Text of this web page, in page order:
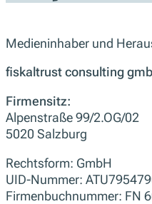
Medieninhaber und
fiskaltrust consulting
Firmensitz:
Alpenstraße 99/2.OG/02
5020 Salzburg
Rechtsform: GmbH
UID-Nummer:
Firmenbuchnummer: FN